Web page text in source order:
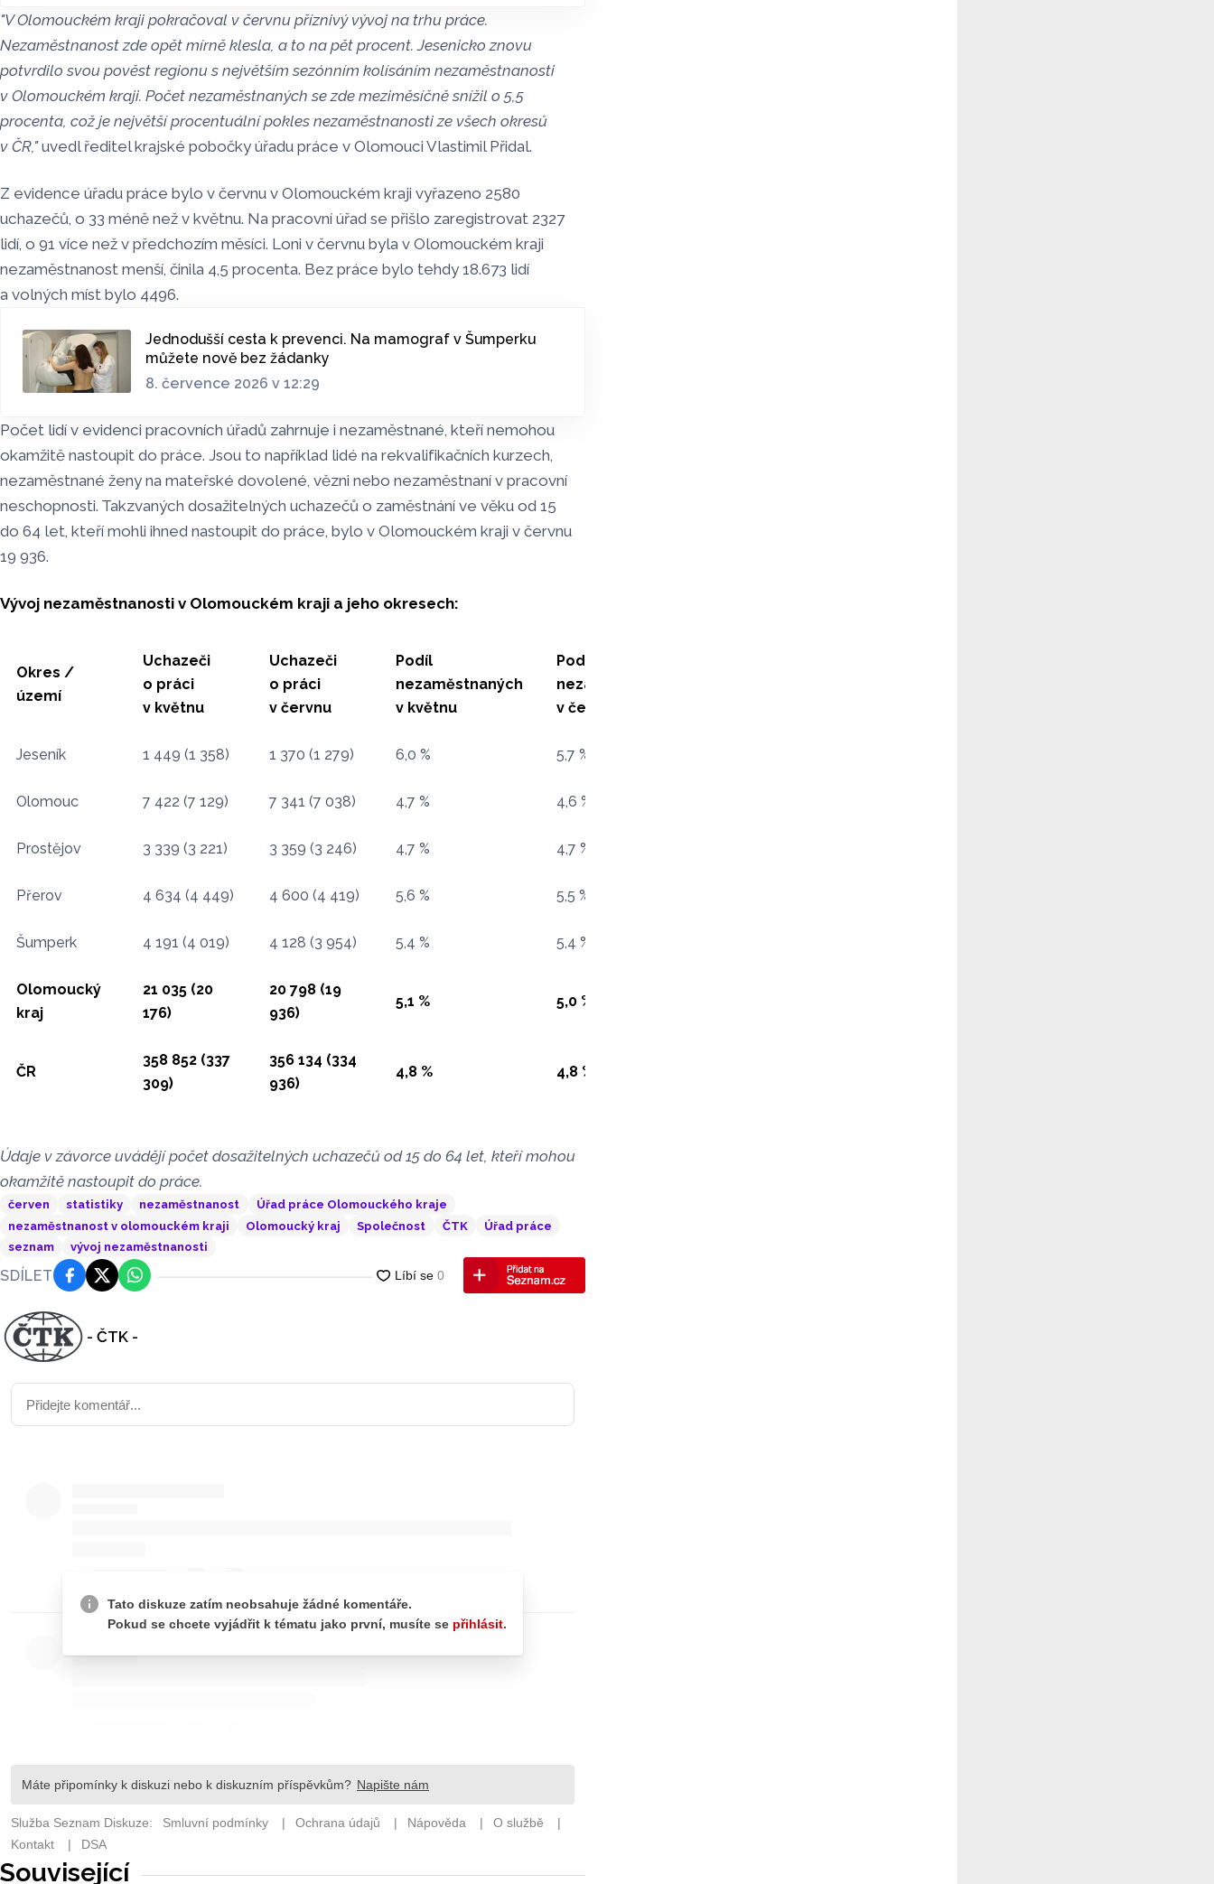
"V Olomouckém kraji pokračoval v červnu příznivý vývoj na trhu práce.
Nezaměstnanost zde opět mírně klesla, a to na pět procent. Jesenicko znovu
potvrdilo svou pověst regionu s největším sezónním kolísáním nezaměstnanosti
v Olomouckém kraji. Počet nezaměstnaných se zde meziměsíčně snížil o 5,5
procenta, což je největší procentuální pokles nezaměstnanosti ze všech okresů
v ČR,"uvedl ředitel krajské pobočky úřadu práce v Olomouci Vlastimil Přidal.
Z evidence úřadu práce bylo v červnu v Olomouckém kraji vyřazeno 2580
uchazečů, o 33 méně než v květnu. Na pracovní úřad se přišlo zaregistrovat 2327
lidí, o 91 více než v předchozím měsíci. Loni v červnu byla v Olomouckém kraji
nezaměstnanost menší, činila 4,5 procenta. Bez práce bylo tehdy 18.673 lidí
a volných míst bylo 4496.
Jednodušší cesta k prevenci. Na mamograf v Šumperku
můžete nově bez žádanky
8. července 2026 v 12:29
Počet lidí v evidenci pracovních úřadů zahrnuje i nezaměstnané, kteří nemohou
okamžitě nastoupit do práce. Jsou to například lidé na rekvalifikačních kurzech,
nezaměstnané ženy na mateřské dovolené, vězni nebo nezaměstnaní v pracovní
neschopnosti. Takzvaných dosažitelných uchazečů o zaměstnání ve věku od 15
do 64 let, kteří mohli ihned nastoupit do práce, bylo v Olomouckém kraji v červnu
19 936.
Vývoj nezaměstnanosti v Olomouckém kraji a jeho okresech:
Okres /
území
Uchazeči
o práci
v květnu
Uchazeči
o práci
v červnu
Podíl
nezaměstnaných
v květnu
Podíl
nezaměstnaných
v červnu
Jeseník 1 449 (1 358) 1 370 (1 279) 6,0 % 5,7 %
Olomouc 7 422 (7 129) 7 341 (7 038) 4,7 % 4,6 %
Prostějov 3 339 (3 221) 3 359 (3 246) 4,7 % 4,7 %
Přerov 4 634 (4 449) 4 600 (4 419) 5,6 % 5,5 %
Šumperk 4 191 (4 019) 4 128 (3 954) 5,4 % 5,4 %
Olomoucký
kraj
21 035 (20
176)
20 798 (19
936)
5,1 % 5,0 %
ČR
358 852 (337
309)
356 134 (334
936)
4,8 % 4,8 %
Údaje v závorce uvádějí počet dosažitelných uchazečů od 15 do 64 let, kteří mohou
okamžitě nastoupit do práce.
červen statistiky nezaměstnanost
Úřad práce Olomouckého kraje
nezaměstnanost v olomouckém kraji
Olomoucký kraj Společnost ČTK
Úřad práce
seznam
vývoj nezaměstnanosti
SDÍLET FacebookPlatforma X
WhatsApp
- ČTK -
Související